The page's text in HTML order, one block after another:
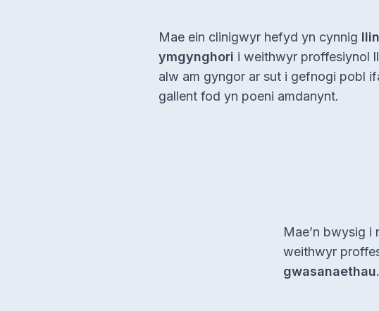
Mae ein clinigwyr hefyd yn cynnig
ymgynghori i weithwyr proffesiynol
alw am gyngor ar sut i gefnogi pobl
gallent fod yn poeni amdanynt.
Mae’n bwysig
weithwyr
gwasanaethau.